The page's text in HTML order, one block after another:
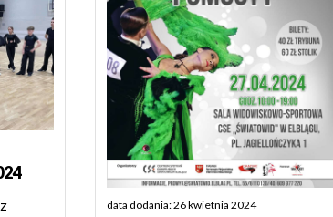
data dodania: 26 kwietnia 2024